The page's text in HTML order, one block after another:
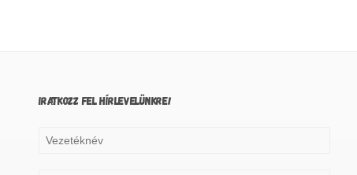
IRATKOZZ FEL HÍRLEVELÜNKRE!